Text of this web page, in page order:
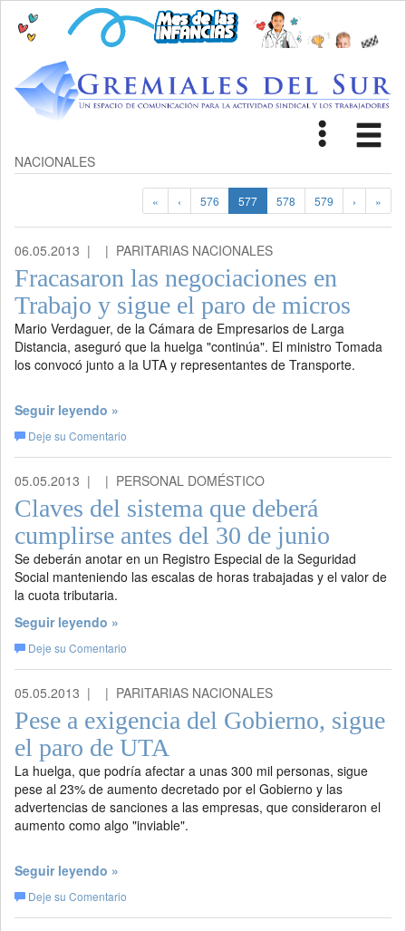
Toggle
NACIONALES
« ‹ 576 577 578 579 › »
06.05.2013 | | PARITARIAS NACIONALES
Fracasaron las negociaciones en
Trabajo y sigue el paro de micros
Mario Verdaguer, de la Cámara de Empresarios de Larga
Distancia, aseguró que la huelga "continúa". El ministro Tomada
los convocó junto a la UTA y representantes de Transporte.
Seguir leyendo »
Deje su Comentario
05.05.2013 | | PERSONAL DOMÉSTICO
Claves del sistema que deberá
cumplirse antes del 30 de junio
Se deberán anotar en un Registro Especial de la Seguridad
Social manteniendo las escalas de horas trabajadas y el valor de
la cuota tributaria.
Seguir leyendo »
Deje su Comentario
05.05.2013 | | PARITARIAS NACIONALES
Pese a exigencia del Gobierno, sigue
el paro de UTA
La huelga, que podría afectar a unas 300 mil personas, sigue
pese al 23% de aumento decretado por el Gobierno y las
advertencias de sanciones a las empresas, que consideraron el
aumento como algo "inviable".
Seguir leyendo »
Deje su Comentario